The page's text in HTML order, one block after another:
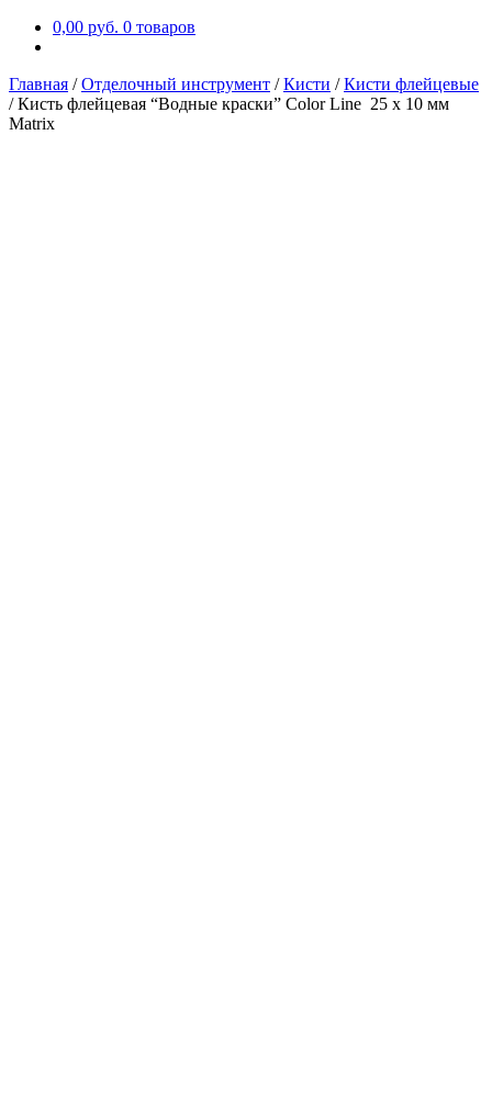
0,00 руб. 0 товаров
Главная /Отделочный инструмент /Кисти /Кисти флейцевые
/Кисть флейцевая “Водные краски” Color Line 25 x 10 мм
Matrix